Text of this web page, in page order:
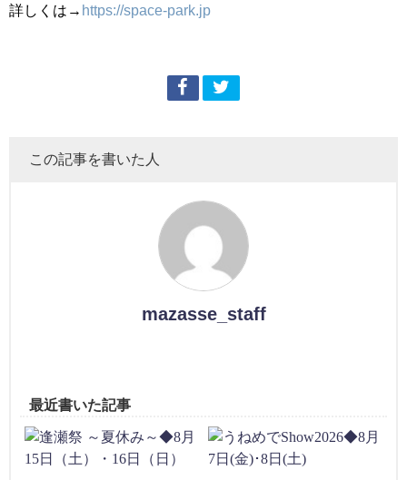
詳しくは→ https://space-park.jp
この記事を書いた人
mazasse_staff
最近書いた記事